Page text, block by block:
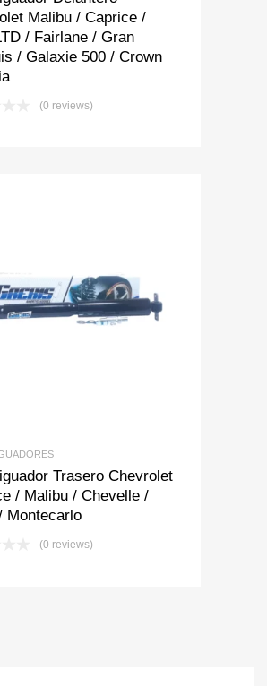
Malibu / Caprice /
/ Fairlane / Gran
/ Galaxie 500 / Crown
(0 reviews)
Add to Wishlist
Add to Compare
Trasero Chevrolet
/ Malibu / Chevelle /
Montecarlo
(0 reviews)